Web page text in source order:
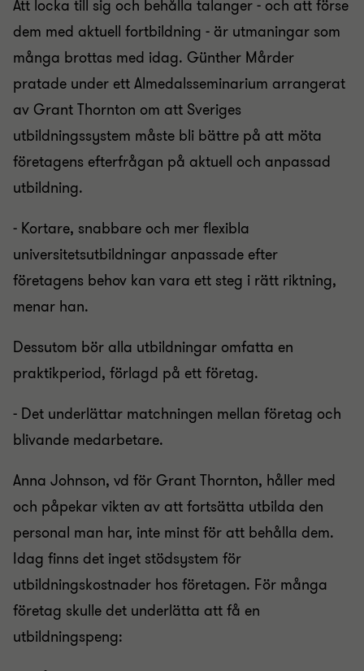
Att locka till sig och behålla talanger - och att förse
dem med aktuell fortbildning - är utmaningar som
många brottas med idag. Günther Mårder
pratade under ett Almedalsseminarium arrangerat
av Grant Thornton om att Sveriges
utbildningssystem måste bli bättre på att möta
företagens efterfrågan på aktuell och anpassad
utbildning.
- Kortare, snabbare och mer flexibla
universitetsutbildningar anpassade efter
företagens behov kan vara ett steg i rätt riktning,
menar han.
Dessutom bör alla utbildningar omfatta en
praktikperiod, förlagd på ett företag.
- Det underlättar matchningen mellan företag och
blivande medarbetare.
Anna Johnson, vd för Grant Thornton, håller med
och påpekar vikten av att fortsätta utbilda den
personal man har, inte minst för att behålla dem.
Idag finns det inget stödsystem för
utbildningskostnader hos företagen. För många
företag skulle det underlätta att få en
utbildningspeng: